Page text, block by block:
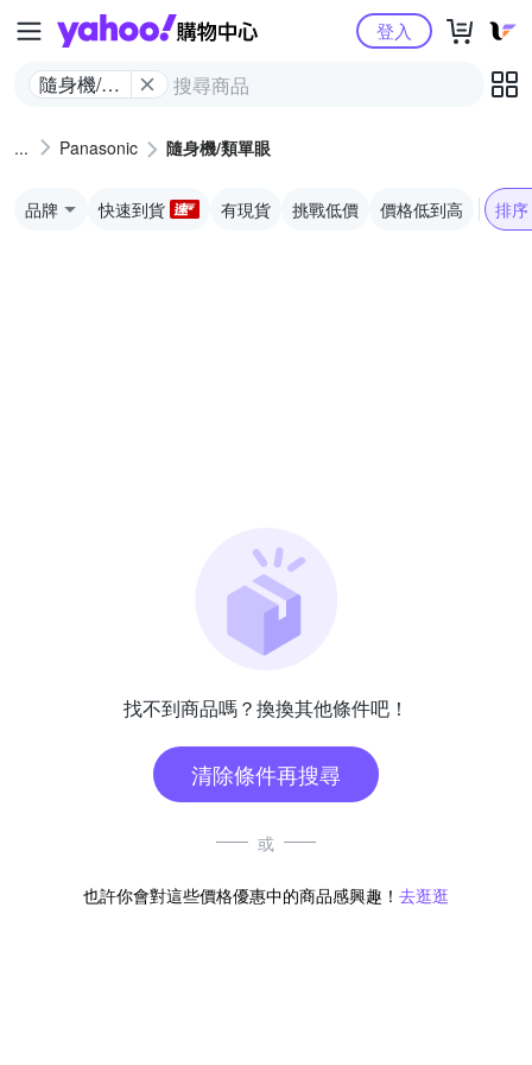
Yahoo購物中心
隨身機/類
登入
Panasonic 隨身機/類單眼
品牌 快速到貨 有現貨 挑戰低價 價格低到高 排序
找不到商品嗎？換換其他條件吧！
清除條件再搜尋
或
也許你會對這些價格優惠中的商品感興趣！ 去逛逛